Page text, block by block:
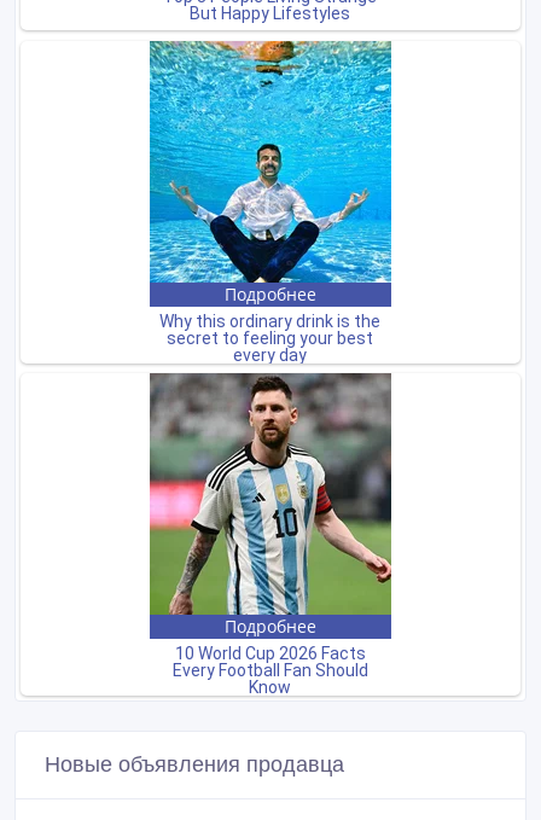
Новые объявления продавца